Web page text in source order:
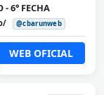
- 6° FECHA
@cbarunweb
WEB OFICIAL